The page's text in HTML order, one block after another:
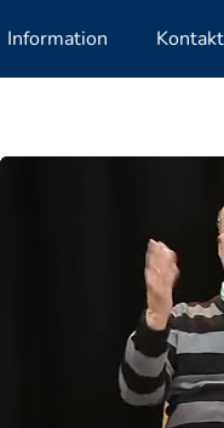
Information Kontakt